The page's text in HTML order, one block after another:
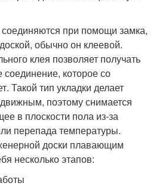
при помощи замка,
обычно он клеевой.
клея позволяет получать
соединение, которое со
Такой тип укладки делает
поэтому снимается
в плоскости пола из-за
перепада температуры.
доски плавающим
несколько этапов: